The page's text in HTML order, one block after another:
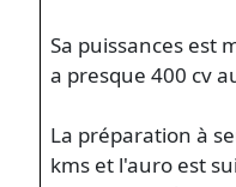
Sa puissances est
a presque 400 cv
La préparation à
kms et l'auro est